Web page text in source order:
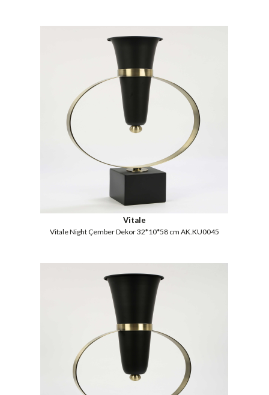
Vitale
Vitale Night Çember Dekor 32*10*58 cm AK.KU0045